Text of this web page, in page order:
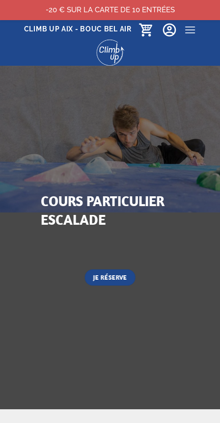
PasserCLIMB UP AIX - BOUC BEL AIR
COURS PARTICULIER
ESCALADE
JE RÉSERVE
-20 € SUR LA CARTE DE 10 ENTRÉES